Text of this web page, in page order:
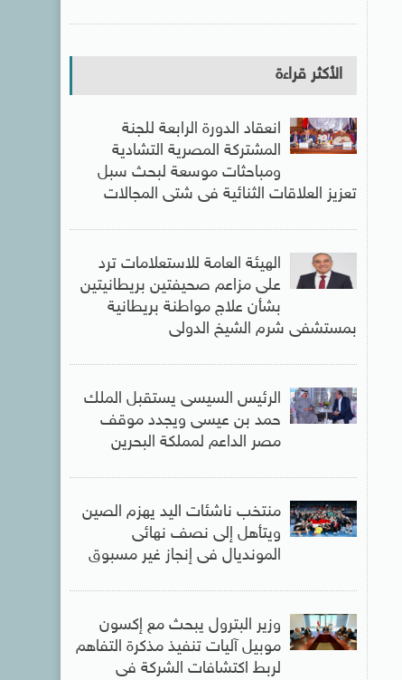
الأكثر قراءة
انعقاد الدورة الرابعة للجنة
المشتركة المصرية التشادية
ومباحثات موسعة لبحث سبل
تعزيز العلاقات الثنائية فى شتى المجالات
الهيئة العامة للاستعلامات ترد
على مزاعم صحيفتين بريطانيتين
بشأن علاج مواطنة بريطانية
بمستشفى شرم الشيخ الدولى
الرئيس السيسى يستقبل الملك
حمد بن عيسى ويجدد موقف
مصر الداعم لمملكة البحرين
منتخب ناشئات اليد يهزم الصين
ويتأهل إلى نصف نهائى
المونديال فى إنجاز غير مسبوق
وزير البترول يبحث مع إكسون
موبيل آليات تنفيذ مذكرة التفاهم
لربط اكتشافات الشركة فى